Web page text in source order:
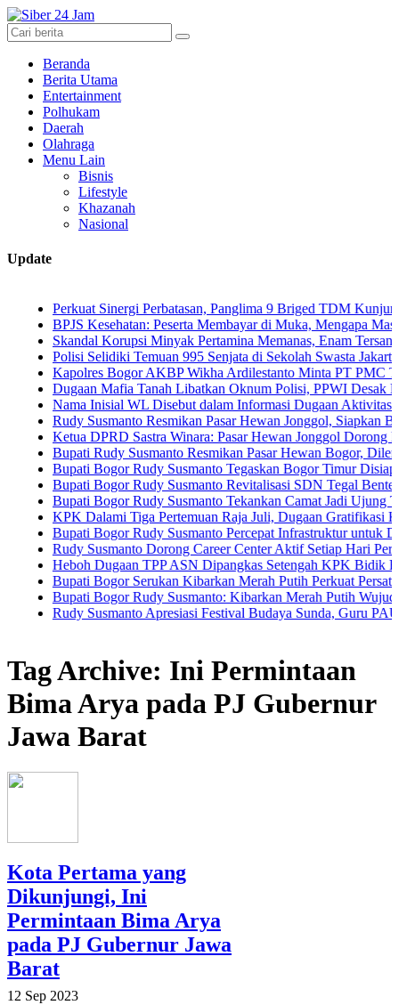
Beranda
Berita Utama
Entertainment
Polhukam
Daerah
Olahraga
Menu Lain
Bisnis
Lifestyle
Khazanah
Nasional
Update
Sinergi Perbatasan, Panglima 9 Briged TDM Kunjungi Pos
Kesehatan: Peserta Membayar di Muka, Mengapa Masih
Korupsi Minyak Pertamina Memanas, Enam Tersangka
Selidiki Temuan 995 Senjata di Sekolah Swasta Jakarta Selatan
Bogor AKBP Wikha Ardilestanto Minta PT PMC Tunda
Mafia Tanah Libatkan Oknum Polisi, PPWI Desak
Inisial WL Disebut dalam Informasi Dugaan Aktivitas di Pantai
Susmanto Resmikan Pasar Hewan Jonggol, Siapkan Bogor
DPRD Sastra Winara: Pasar Hewan Jonggol Dorong Ekonomi
Rudy Susmanto Resmikan Pasar Hewan Bogor, Dilengkapi
Bogor Rudy Susmanto Tegaskan Bogor Timur Disiapkan Jadi
Bogor Rudy Susmanto Revitalisasi SDN Tegal Benteng,
Bogor Rudy Susmanto Tekankan Camat Jadi Ujung Tombak
Dalami Tiga Pertemuan Raja Juli, Dugaan Gratifikasi Kuansing
Bogor Rudy Susmanto Percepat Infrastruktur untuk Dongkrak
Susmanto Dorong Career Center Aktif Setiap Hari Perluas
Dugaan TPP ASN Dipangkas Setengah KPK Bidik Bupati
Bogor Serukan Kibarkan Merah Putih Perkuat Persatuan
Bogor Rudy Susmanto: Kibarkan Merah Putih Wujud Cinta
Susmanto Apresiasi Festival Budaya Sunda, Guru PAUD Jadi
Tag Archive: Ini Permintaan
Bima Arya pada PJ Gubernur
Jawa Barat
Kota Pertama yang
Dikunjungi, Ini
Permintaan Bima Arya
pada PJ Gubernur Jawa
Barat
12 Sep 2023